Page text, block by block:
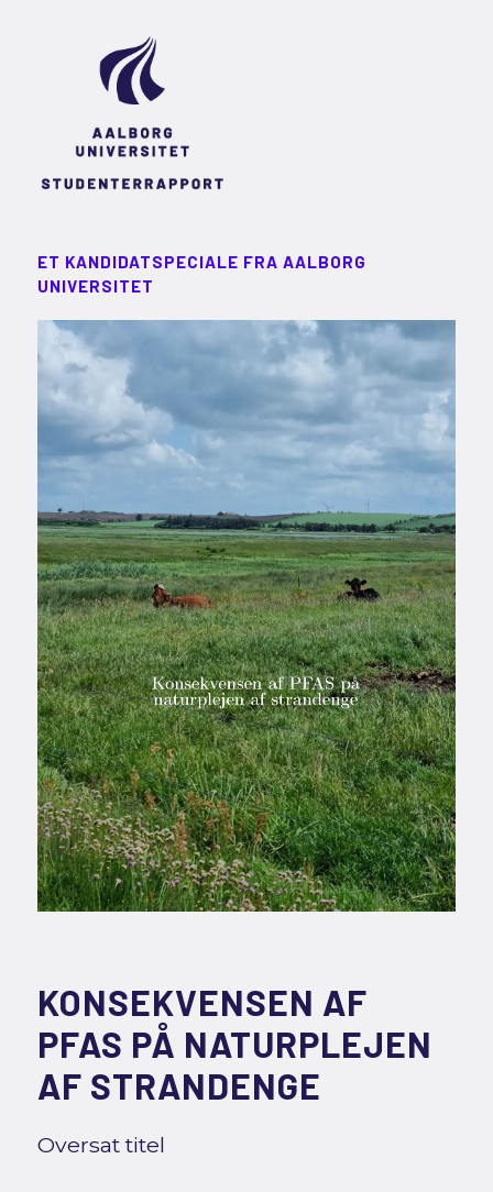
ET KANDIDATSPECIALE FRA AALBORG
UNIVERSITET
KONSEKVENSEN AF
PFAS PÅ NATURPLEJEN
AF STRANDENGE
Oversat titel